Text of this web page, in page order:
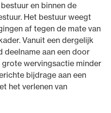
en binnen de
Het bestuur weegt
af tegen de mate van
Vanuit een dergelijk
aan een door
wervingsactie minder
bijdrage aan een
het verlenen van